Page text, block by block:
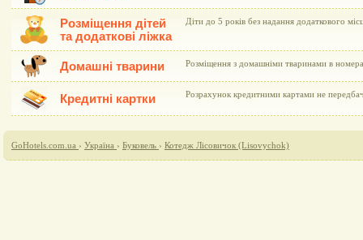
Розміщення дітей
та додаткові ліжка
Діти до 5 років без надання додаткового
Домашні тварини Розміщення з домашніми тваринами в
Кредитні картки Розрахунок кредитними картами не
GoHotels.com.ua › Україна › Буковель › Котедж Лісовичок (Lisovychok)